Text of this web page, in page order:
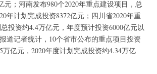
元；河南发布980个2020年重点建设项目，总
年计划完成投资8372亿元；四川省2020年重
投资约4.4万亿元，年度预计投资6000亿元以
道记者统计，10个省市公布的重点项目投资
亿元，2020年度计划完成投资约4.34万亿